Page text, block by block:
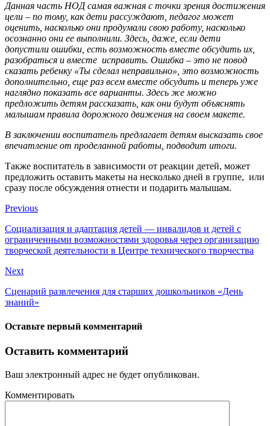
Данная часть НОД самая важная с точки зрения достижения
цели – по тому, как дети рассуждают, педагог может
оценить, насколько они продумали свою работу, насколько
осознанно они ее выполнили. Здесь, даже, если дети
допустили ошибки, есть возможность вместе обсудить их,
разобраться и вместе исправить. Ошибка – это не повод
сказать ребенку «Ты сделал неправильно», это возможность
дополнительно, еще раз всем вместе обсудить и теперь уже
наглядно показать все варианты. Здесь же можно
предложить детям рассказать, как они будут объяснять
малышам правила дорожного движения на своем макете.
В заключении воспитатель предлагает детям высказать свое
впечатление от проделанной работы, подводит итоги.
Также воспитатель в зависимости от реакции детей, может
предложить оставить макеты на несколько дней в группе, или
сразу после обсуждения отнести и подарить малышам.
Previous
Социализация и адаптация детей — инвалидов и детей с
ограниченными возможностями здоровья через организацию
творческой деятельности в Центре технического творчества
Next
Сценарий развлечения для старших дошкольников «День
знаний»
Оставьте первый комментарий
Оставить комментарий
Ваш электронный адрес не будет опубликован.
Комментировать